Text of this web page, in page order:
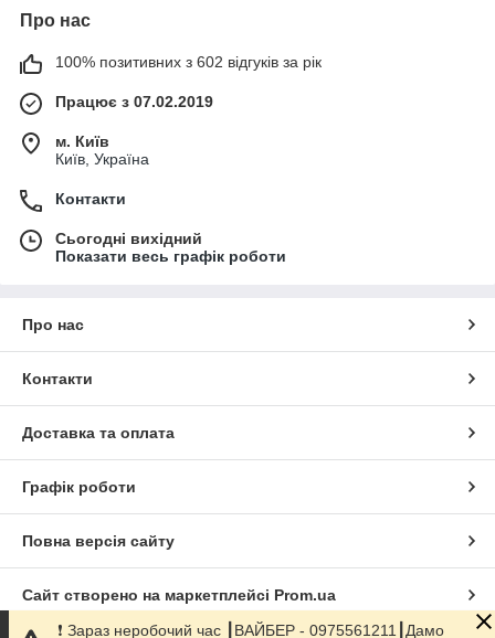
Про нас
100% позитивних з 602 відгуків за рік
Працює з 07.02.2019
м. Київ
Київ, Україна
Контакти
Сьогодні вихідний
Показати весь графік роботи
Про нас
Контакти
Доставка та оплата
Графік роботи
Повна версія сайту
Сайт створено на маркетплейсі Prom.ua
❗️ Зараз неробочий час ┃ВАЙБЕР - 0975561211┃Дамо